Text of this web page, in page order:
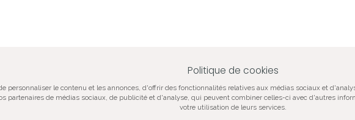
spécialisée dans la photographie contemporaine, vente de tirages d’art originaux, oeuvres
Politique de cookies
personnaliser le contenu et les annonces, d'offrir des fonctionnalités relatives aux médias sociaux et
partenaires de médias sociaux, de publicité et d'analyse, qui peuvent combiner celles-ci avec d'autres
votre utilisation de leurs services.